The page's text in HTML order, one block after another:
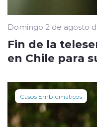
Domingo 2 de agosto
Fin de la
en Chile para
Casos Emblemáticos